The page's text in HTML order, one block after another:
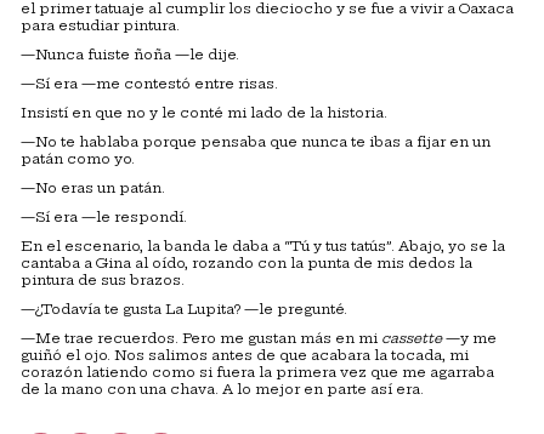
el primer tatuaje al cumplir los dieciocho y se fue a vivir a Oaxaca
para estudiar pintura.
—Nunca fuiste ñoña —le dije.
—Sí era —me contestó entre risas.
Insistí en que no y le conté mi lado de la historia.
—No te hablaba porque pensaba que nunca te ibas a fijar en un
patán como yo.
—No eras un patán.
—Sí era —le respondí.
En el escenario, la banda le daba a “Tú y tus tatús”. Abajo, yo se la
cantaba a Gina al oído, rozando con la punta de mis dedos la
pintura de sus brazos.
—¿Todavía te gusta La Lupita? —le pregunté.
—Me trae recuerdos. Pero me gustan más en mi cassette—y me
guiñó el ojo. Nos salimos antes de que acabara la tocada, mi
corazón latiendo como si fuera la primera vez que me agarraba
de la mano con una chava. A lo mejor en parte así era.